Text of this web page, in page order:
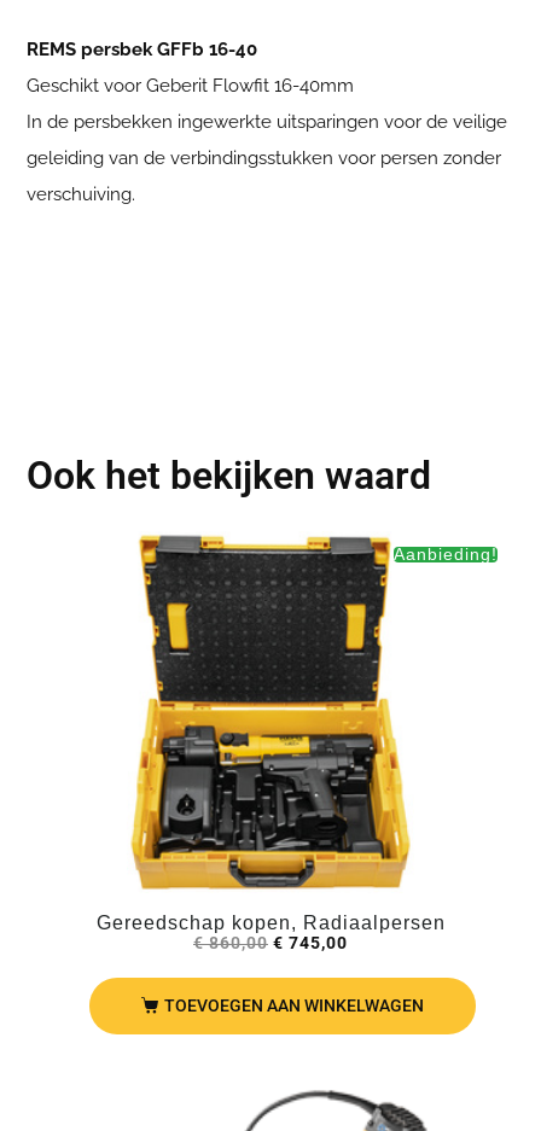
REMS persbek GFFb 16-40
Geschikt voor Geberit Flowfit 16-40mm
In de persbekken ingewerkte uitsparingen voor de veilige
geleiding van de verbindingsstukken voor persen zonder
verschuiving.
Ook het bekijken waard
Aanbieding!
Gereedschap kopen, Radiaalpersen
€860,00 € 745,00
TOEVOEGEN AAN WINKELWAGEN